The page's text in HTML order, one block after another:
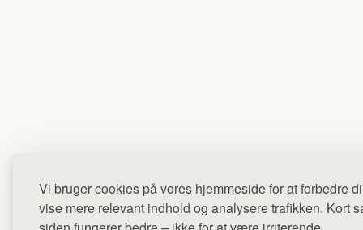
Vi bruger cookies på vores hjemmeside for at forbedre
vise mere relevant indhold og analysere trafikken. Kort